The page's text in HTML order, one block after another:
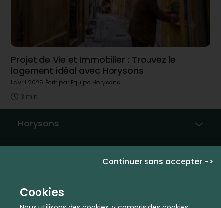
Cookies
Continuer sans accepter ->
Projet de Vie et Immobilier : Trouvez le
logement idéal avec Horysons
1 avril 2025 Écrit par Equipe Horysons
3 min.
Horysons